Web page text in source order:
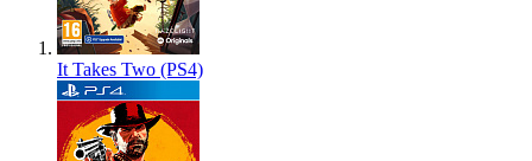
It Takes Two (PS4)